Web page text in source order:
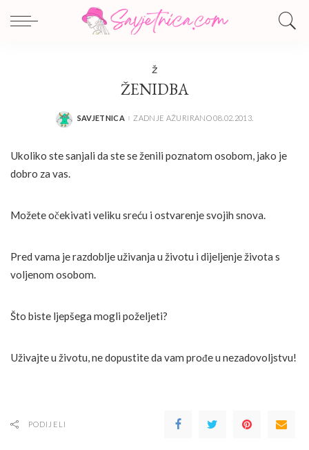
Ž
ŽENIDBA
POSTED
SAVJETNICA ZADNJE AŽURIRANO 08.02.2013.
Ukoliko ste sanjali da ste se ženili poznatom osobom, jako je
dobro za vas.
Možete očekivati veliku sreću i ostvarenje svojih snova.
Pred vama je razdoblje uživanja u životu i dijeljenje života s
voljenom osobom.
Što biste ljepšega mogli poželjeti?
Uživajte u životu, ne dopustite da vam prođe u nezadovoljstvu!
PODIJELI